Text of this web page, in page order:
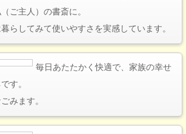
ご主人）の書斎に。
らしてみて使いやすさを実感しています。
毎日あたたかく快適で、家族の幸せ
す。
みます。